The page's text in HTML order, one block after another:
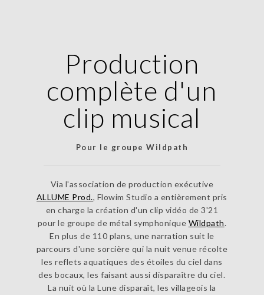
Production
complète d'un
clip musical
Pour le groupe Wildpath
Via l'association de production exécutive
ALLUME Prod., Flowim Studio a entièrement pris
en charge la création d'un clip vidéo de 3'21
pour le groupe de métal symphonique Wildpath.
En plus de 110 plans, une narration suit le
parcours d'une sorcière qui la nuit venue récolte
les reflets aquatiques des étoiles du ciel dans
des bocaux, les faisant aussi disparaître du ciel.
La nuit où la Lune disparaît, les villageois la